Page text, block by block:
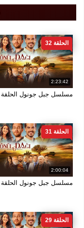
الجودة
2:23:42
الحلقة 32
مسلسل جبل جونول الحلقة 32
2:00:04
الحلقة 31
مسلسل جبل جونول الحلقة 31
الحلقة 29